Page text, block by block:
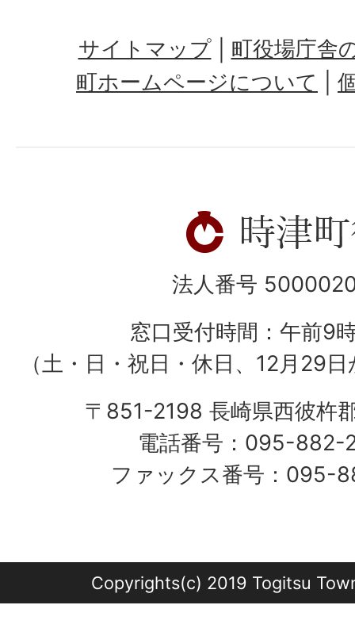
サイトマップ
町役場庁舎
町ホームページについて
法人番号
窓口受付時間：午前9
（土・日・祝日・休日、12月29
〒851-2198 長崎県西彼杵
電話番号：095-
ファックス番号：095-
Copyrights(c) 2019 Togitsu